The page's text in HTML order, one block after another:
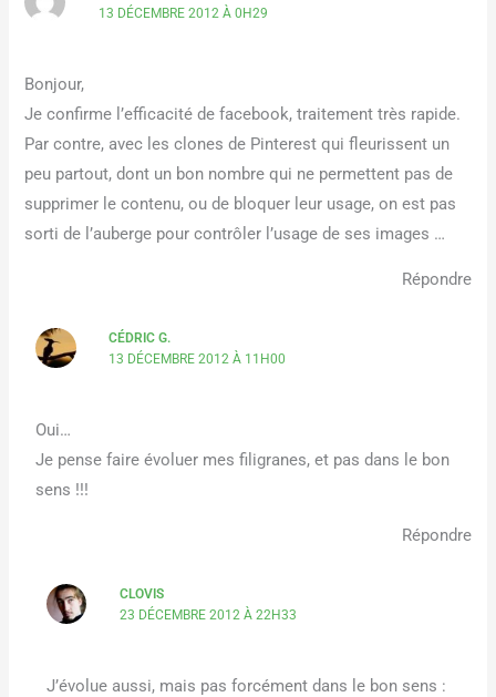
13 DÉCEMBRE 2012 À 0H29
Bonjour,
Je confirme l’efficacité de facebook, traitement très rapide.
Par contre, avec les clones de Pinterest qui fleurissent un
peu partout, dont un bon nombre qui ne permettent pas de
supprimer le contenu, ou de bloquer leur usage, on est pas
sorti de l’auberge pour contrôler l’usage de ses images …
Répondre
CÉDRIC G.
13 DÉCEMBRE 2012 À 11H00
Oui…
Je pense faire évoluer mes filigranes, et pas dans le bon
sens !!!
Répondre
CLOVIS
23 DÉCEMBRE 2012 À 22H33
J’évolue aussi, mais pas forcément dans le bon sens :